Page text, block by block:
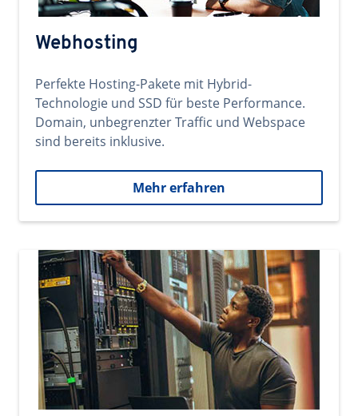
Webhosting
Perfekte Hosting-Pakete mit Hybrid-
Technologie und SSD für beste Performance.
Domain, unbegrenzter Traffic und Webspace
sind bereits inklusive.
Mehr erfahren